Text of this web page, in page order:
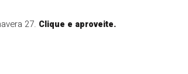
27. Clique e aproveite.